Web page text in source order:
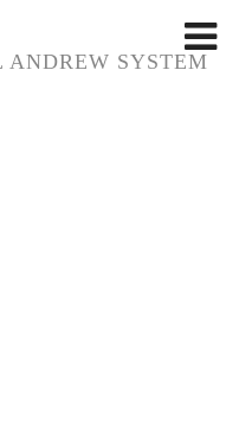
ANDREW SYSTEM